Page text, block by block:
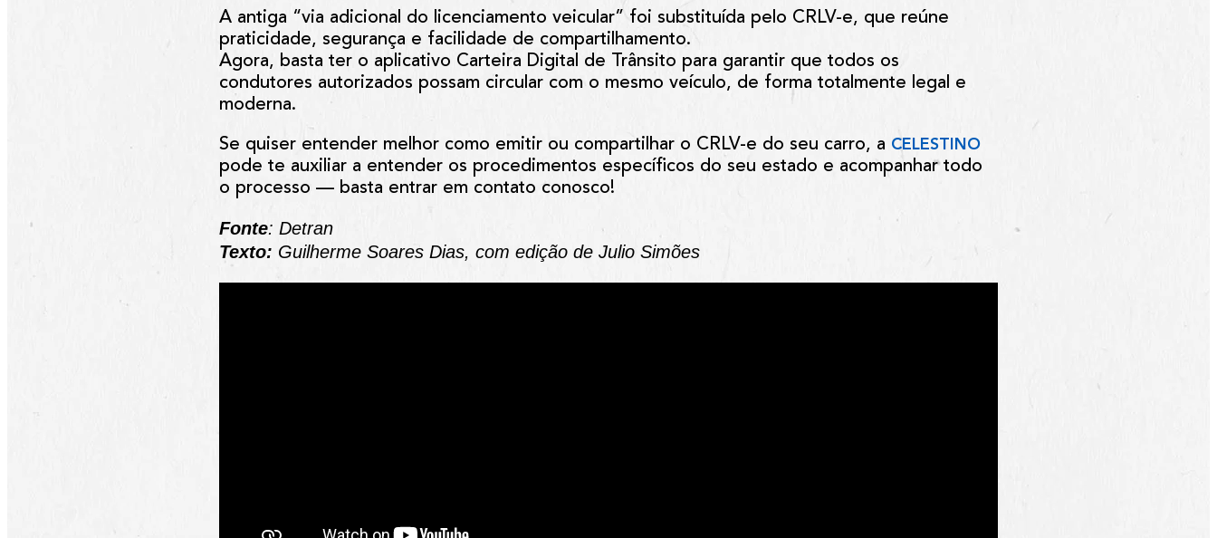
A antiga “via adicional do licenciamento veicular” foisubstituída pelo CRLV-e, que reúne
praticidade, segurança e facilidade de compartilhamento.
Agora, basta ter o aplicativo Carteira Digital de Trânsito para garantir que todos os
condutores autorizados possam circular com o mesmo veículo, de forma totalmente legal e
moderna.
Se quiser entender melhor como emitir ou compartilhar o CRLV-e do seu carro, a CELESTINO
pode te auxiliar a entender os procedimentos específicos do seu estado e acompanhar todo
o processo — basta entrar em contato conosco!
Fonte: Detran
Texto: Guilherme Soares Dias, com edição de Julio Simões